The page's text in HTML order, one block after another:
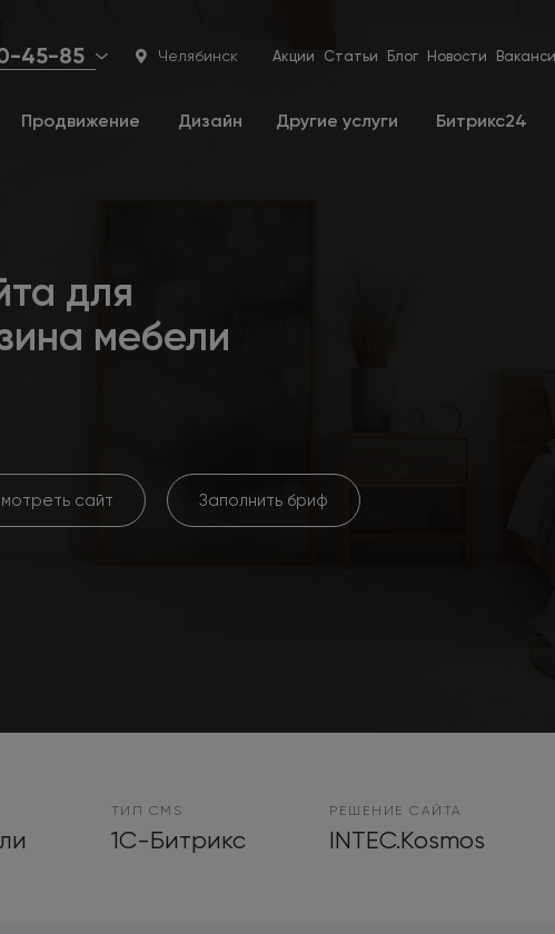
45-85 Челябинск Акции Статьи Блог Новости
Продвижение Дизайн Другие услуги Битрикс24
для
мебели
сайт Заполнить бриф
ТИП CMS
1С-Битрикс
РЕШЕНИЕ САЙТА
INTEC.Kosmos